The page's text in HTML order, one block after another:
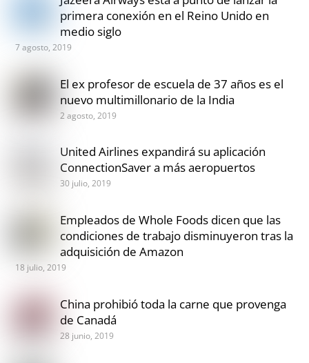
primera conexión en el Reino Unido en
medio siglo
7 agosto, 2019
El ex profesor de escuela de 37 años es el
nuevo multimillonario de la India
2 agosto, 2019
United Airlines expandirá su aplicación
ConnectionSaver a más aeropuertos
30 julio, 2019
Empleados de Whole Foods dicen que las
condiciones de trabajo disminuyeron tras la
adquisición de Amazon
18 julio, 2019
China prohibió toda la carne que provenga
de Canadá
28 junio, 2019